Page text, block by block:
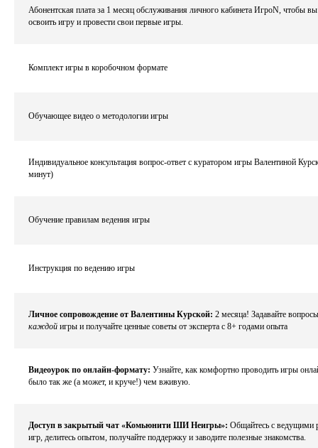
Абонентская плата за 1 месяц обслуживания личного кабинета ИгроN, чтобы
освоить игру и провести свои первые игры.
Комплект игры в коробочном формате
Обучающее видео о методологии игры
Индивидуальное консультация вопрос-ответ с куратором игры Валентиной
минут)
Обучение правилам ведения игры
Инструкция по ведению игры
Личное сопровождение от Валентины Курской: 2 месяца! Задавайте
каждой игры и получайте ценные советы от эксперта с 8+ годами опыта
Видеоурок по онлайн-формату: Узнайте, как комфортно проводить игры
было так же (а может, и круче!) чем вживую.
Доступ в закрытый чат «Комьюнити ШИ Неигры»: Общайтесь с ведущими
игр, делитесь опытом, получайте поддержку и заводите полезные знакомства.